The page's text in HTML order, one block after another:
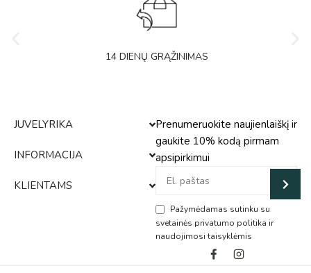
14 DIENŲ GRĄŽINIMAS
JUVELYRIKA
INFORMACIJA
KLIENTAMS
Prenumeruokite naujienlaiškį ir
gaukite 10% kodą pirmam
apsipirkimui
Pažymėdamas sutinku su
svetainės privatumo politika ir
naudojimosi taisyklėmis
Alternative: